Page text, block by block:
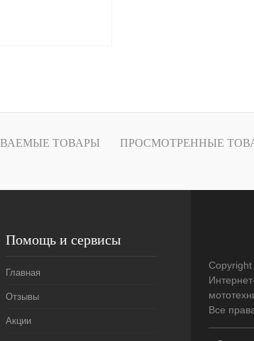
К сравнению
ТОВАРЫ ПРОСМОТРЕННЫЕ
Помощь и сервисы
Главная
Отзывы
Акции
Все